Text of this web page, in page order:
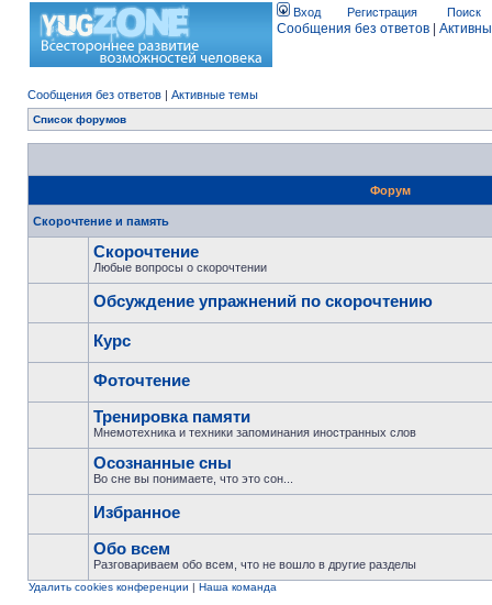
Вход Регистрация Поиск
Сообщения без ответов
Сообщения без ответов | Активные темы
Список форумов
Форум
Скорочтение и память
Скорочтение
Любые вопросы о скорочтении
Обсуждение упражнений по скорочтению
Курс
Фоточтение
Тренировка памяти
Мнемотехника и техники запоминания иностранных слов
Осознанные сны
Во сне вы понимаете, что это сон...
Избранное
Обо всем
Разговариваем обо всем, что не вошло в другие разделы
Удалить cookies конференции | Наша команда